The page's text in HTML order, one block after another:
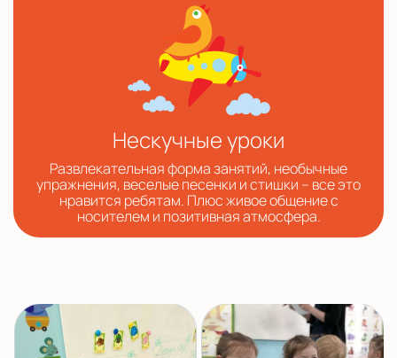
Нескучные уроки
Развлекательная форма занятий, необычные
упражнения, веселые песенки и стишки – все это
нравится ребятам. Плюс живое общение с
носителем и позитивная атмосфера.